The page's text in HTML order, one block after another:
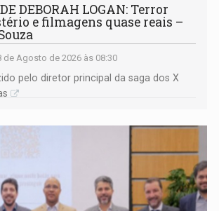
DE DEBORAH LOGAN: Terror
e filmagens quase reais –
de Agosto de 2026 às 08:30
pelo diretor principal da saga dos X